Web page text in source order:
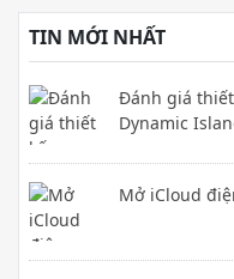
TIN MỚI NHẤT
Đánh giá
Dynamic
Mở iCloud